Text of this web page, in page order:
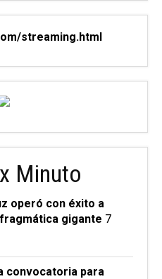
Minuto
operó con éxito a
gigante 7
convocatoria para